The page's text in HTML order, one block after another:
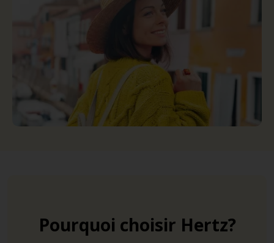
Pourquoi choisir Hertz?